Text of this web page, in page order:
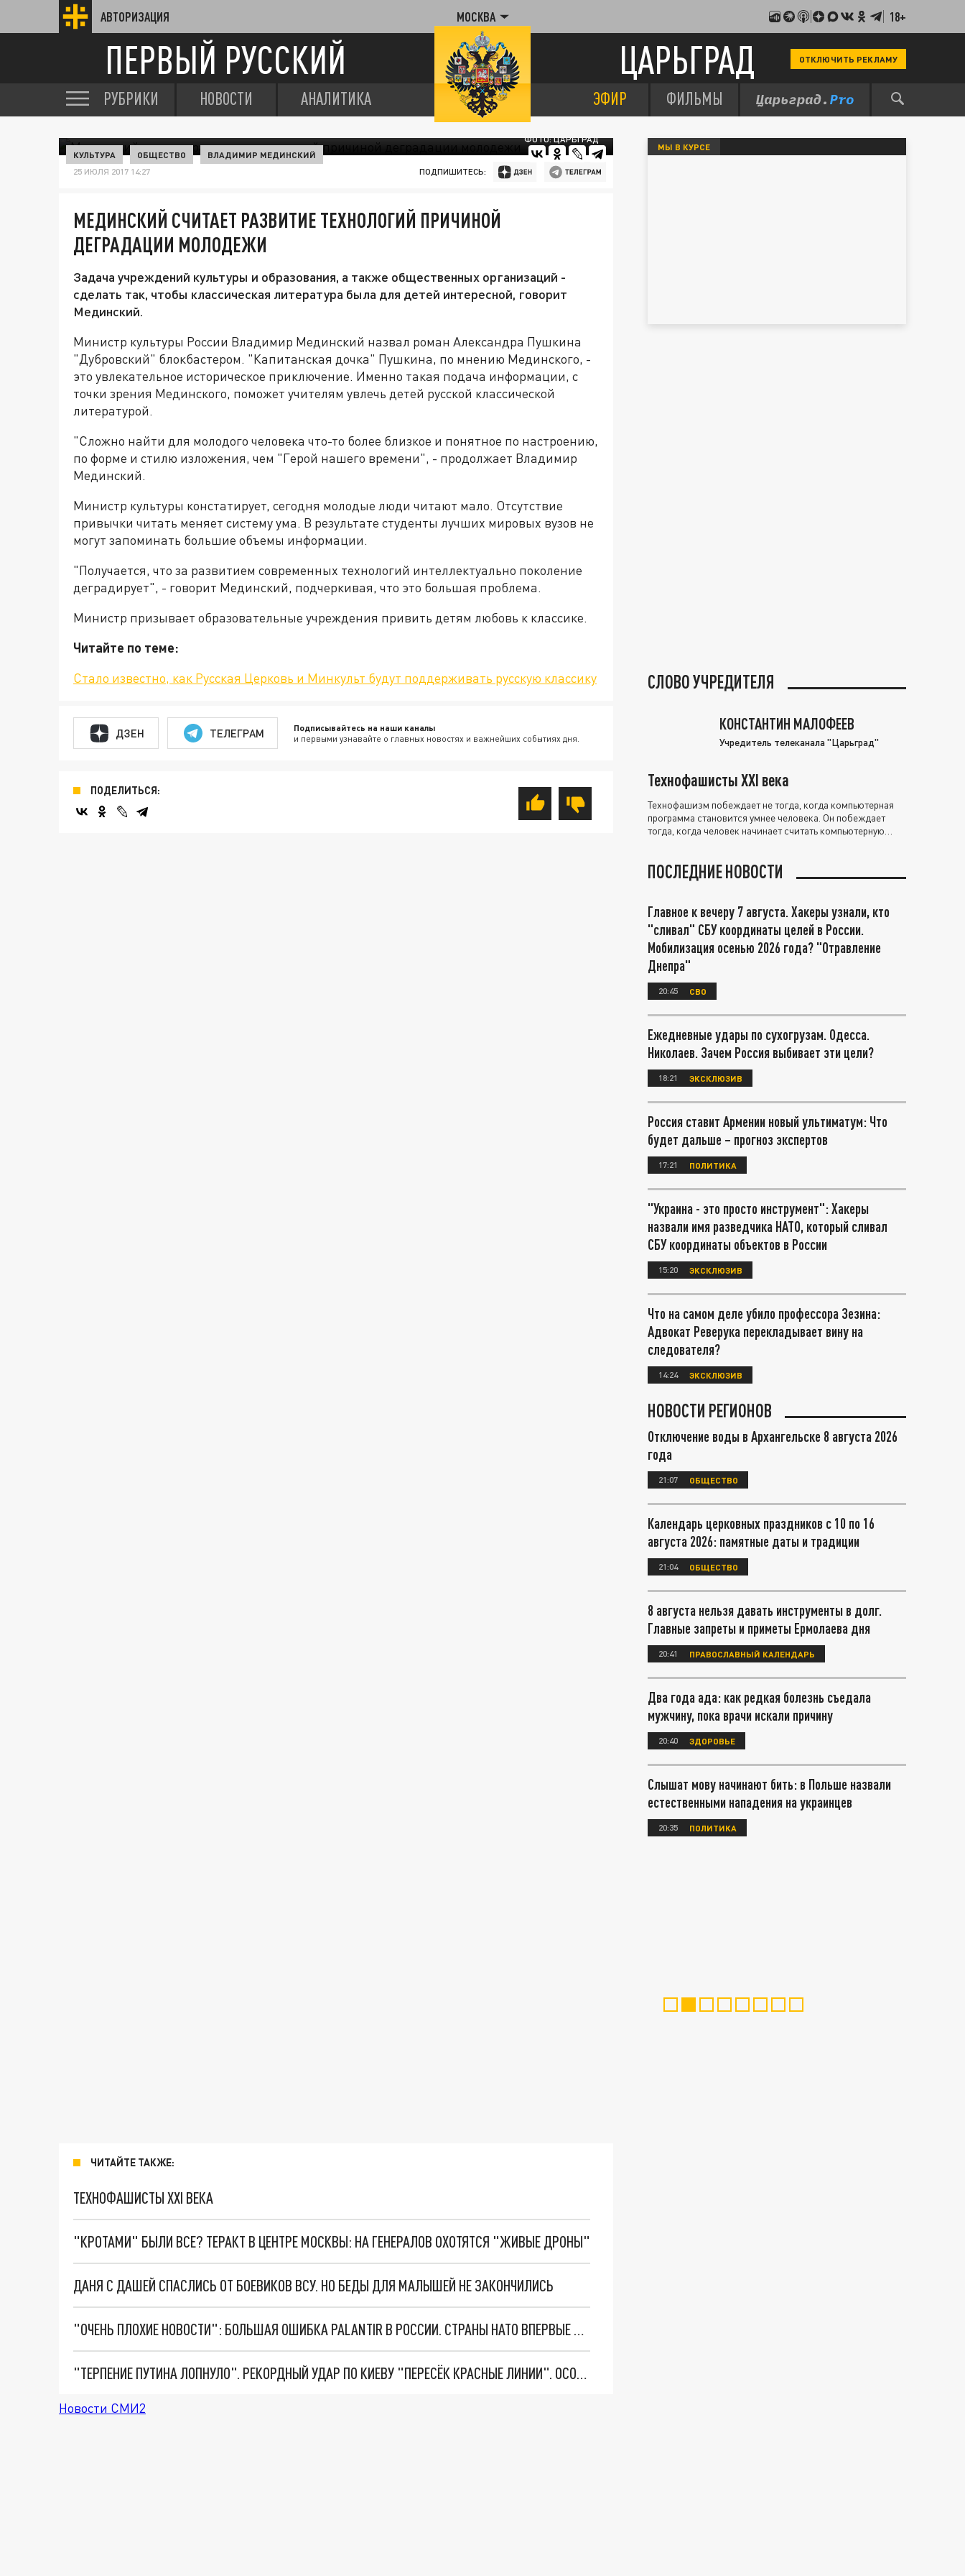
АВТОРИЗАЦИЯ МОСКВА 18+
ПЕРВЫЙ РУССКИЙ ЦАРЬГРАД ОТКЛЮЧИТЬ РЕКЛАМУ
РУБРИКИ НОВОСТИ АНАЛИТИКА ЭФИР ФИЛЬМЫ
ФОТО: ЦАРЬГРАД
КУЛЬТУРА ОБЩЕСТВО ВЛАДИМИР МЕДИНСКИЙ
25 ИЮЛЯ 2017 14:27 ПОДПИШИТЕСЬ:
МЕДИНСКИЙ СЧИТАЕТ РАЗВИТИЕ ТЕХНОЛОГИЙ ПРИЧИНОЙ
ДЕГРАДАЦИИ МОЛОДЕЖИ
Задача учреждений культуры и образования, а также общественных организаций -
сделать так, чтобы классическая литература была для детей интересной, говорит
Мединский.
Министр культуры России Владимир Мединский назвал роман Александра Пушкина
"Дубровский" блокбастером. "Капитанская дочка" Пушкина, по мнению Мединского, -
это увлекательное историческое приключение. Именно такая подача информации, с
точки зрения Мединского, поможет учителям увлечь детей русской классической
литературой.
"Сложно найти для молодого человека что-то более близкое и понятное по настроению,
по форме и стилю изложения, чем "Герой нашего времени", - продолжает Владимир
Мединский.
Министр культуры констатирует, сегодня молодые люди читают мало. Отсутствие
привычки читать меняет систему ума. В результате студенты лучших мировых вузов не
могут запоминать большие объемы информации.
"Получается, что за развитием современных технологий интеллектуально поколение
деградирует", - говорит Мединский, подчеркивая, что это большая проблема.
Министр призывает образовательные учреждения привить детям любовь к классике.
Читайте по теме:
Стало известно, как Русская Церковь и Минкульт будут поддерживать русскую классику
ДЗЕН ТЕЛЕГРАМ Подписывайтесь на наши каналы
и первыми узнавайте о главных новостях и важнейших событиях дня.
ПОДЕЛИТЬСЯ:
ЧИТАЙТЕ ТАКЖЕ:
ТЕХНОФАШИСТЫ XXI ВЕКА
"КРОТАМИ" БЫЛИ ВСЕ? ТЕРАКТ В ЦЕНТРЕ МОСКВЫ: НА ГЕНЕРАЛОВ ОХОТЯТСЯ "ЖИВЫЕ ДРОНЫ"
ДАНЯ С ДАШЕЙ СПАСЛИСЬ ОТ БОЕВИКОВ ВСУ. НО БЕДЫ ДЛЯ МАЛЫШЕЙ НЕ ЗАКОНЧИЛИСЬ
"ОЧЕНЬ ПЛОХИЕ НОВОСТИ": БОЛЬШАЯ ОШИБКА PALANTIR В РОССИИ. СТРАНЫ НАТО ВПЕРВЫЕ ЗА СВО ОСТАНОВИЛИ ПОСТАВКИ ОРУЖИЯ. ВСУ ТЕРЯЮТ ПРИГРАНИЧЬЕ?
"ТЕРПЕНИЕ ПУТИНА ЛОПНУЛО". РЕКОРДНЫЙ УДАР ПО КИЕВУ "ПЕРЕСЁК КРАСНЫЕ ЛИНИИ". ОСОБЫЕ СПЕЦЫ КНДР НА ЛБС? ТАЙНЫЕ ПЕРЕГОВОРЫ ЕВРОПЫ И МОСКВЫ
Новости СМИ2
МЫ В КУРСЕ
СЛОВО УЧРЕДИТЕЛЯ
КОНСТАНТИН МАЛОФЕЕВ
Учредитель телеканала "Царьград"
Технофашисты XXI века
Технофашизм побеждает не тогда, когда компьютерная
программа становится умнее человека. Он побеждает
тогда, когда человек начинает считать компьютерную
ПОСЛЕДНИЕ НОВОСТИ
Главное к вечеру 7 августа. Хакеры узнали, кто
"сливал" СБУ координаты целей в России.
Мобилизация осенью 2026 года? "Отравление
Днепра"
20:45 СВО
Ежедневные удары по сухогрузам. Одесса.
Николаев. Зачем Россия выбивает эти цели?
18:21 ЭКСКЛЮЗИВ
Россия ставит Армении новый ультиматум: Что
будет дальше – прогноз экспертов
17:21 ПОЛИТИКА
"Украина - это просто инструмент": Хакеры
назвали имя разведчика НАТО, который сливал
СБУ координаты объектов в России
15:20 ЭКСКЛЮЗИВ
Что на самом деле убило профессора Зезина:
Адвокат Реверука перекладывает вину на
следователя?
14:24 ЭКСКЛЮЗИВ
НОВОСТИ РЕГИОНОВ
Отключение воды в Архангельске 8 августа 2026
года
21:07 ОБЩЕСТВО
Календарь церковных праздников с 10 по 16
августа 2026: памятные даты и традиции
21:04 ОБЩЕСТВО
8 августа нельзя давать инструменты в долг.
Главные запреты и приметы Ермолаева дня
20:41 ПРАВОСЛАВНЫЙ КАЛЕНДАРЬ
Два года ада: как редкая болезнь съедала
мужчину, пока врачи искали причину
20:40 ЗДОРОВЬЕ
Слышат мову начинают бить: в Польше назвали
естественными нападения на украинцев
20:35 ПОЛИТИКА